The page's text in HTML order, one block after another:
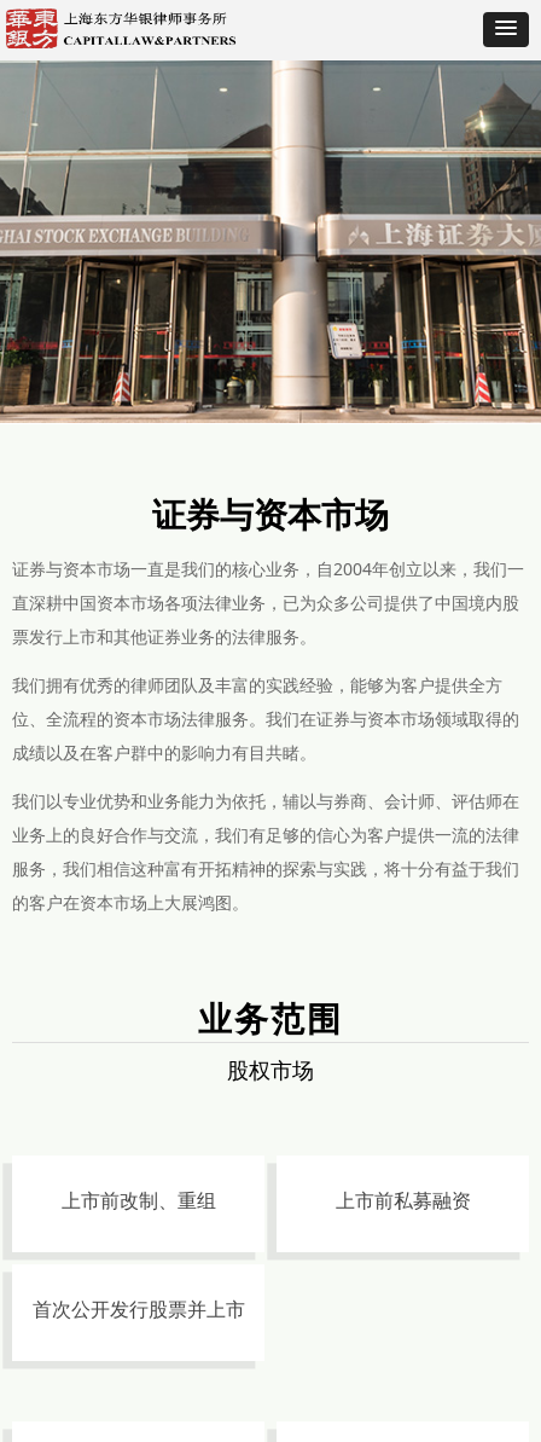
业务范围
股权市场
证券与资本市场一直是我们的核心业务，自2004年创立以来，我们一
直深耕中国资本市场各项法律业务，已为众多公司提供了中国境内股
票发行上市和其他证券业务的法律服务。
我们拥有优秀的律师团队及丰富的实践经验，能够为客户提供全方
位、全流程的资本市场法律服务。我们在证券与资本市场领域取得的
成绩以及在客户群中的影响力有目共睹。
我们以专业优势和业务能力为依托，辅以与券商、会计师、评估师在
业务上的良好合作与交流，我们有足够的信心为客户提供一流的法律
服务，我们相信这种富有开拓精神的探索与实践，将十分有益于我们
的客户在资本市场上大展鸿图。
证券与资本市场
上市前改制、重组 上市前私募融资
首次公开发行股票并上市